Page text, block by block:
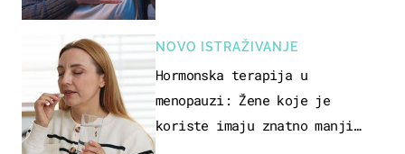
NOVO ISTRAŽIVANJE
Hormonska terapija u
menopauzi: Žene koje je
koriste imaju znatno manji